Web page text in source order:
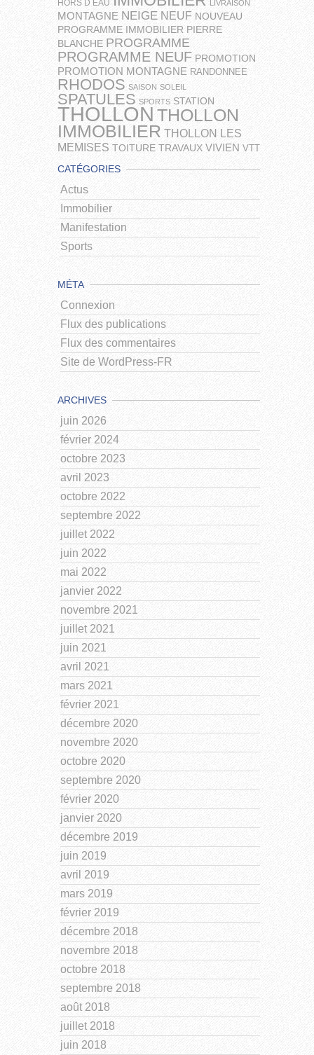
HORS D EAU LIVRAISON
MONTAGNE NEIGE NEUF NOUVEAU
PROGRAMME IMMOBILIER PIERRE
BLANCHE PROGRAMME
PROGRAMME NEUF PROMOTION
PROMOTION MONTAGNE RANDONNEE
RHODOS SAISON SOLEIL
SPATULES SPORTS STATION
THOLLON THOLLON
IMMOBILIER THOLLON LES
MEMISES TOITURE TRAVAUX VIVIEN VTT
CATÉGORIES
Actus
Immobilier
Manifestation
Sports
MÉTA
Connexion
Flux des publications
Flux des commentaires
Site de WordPress-FR
ARCHIVES
juin 2026
février 2024
octobre 2023
avril 2023
octobre 2022
septembre 2022
juillet 2022
juin 2022
mai 2022
janvier 2022
novembre 2021
juillet 2021
juin 2021
avril 2021
mars 2021
février 2021
décembre 2020
novembre 2020
octobre 2020
septembre 2020
février 2020
janvier 2020
décembre 2019
juin 2019
avril 2019
mars 2019
février 2019
décembre 2018
novembre 2018
octobre 2018
septembre 2018
août 2018
juillet 2018
juin 2018